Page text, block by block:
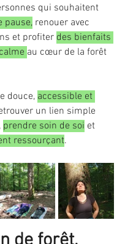
qui souhaitent
pause, renouer avec
et profiter des bienfaits
au cœur de la forêt
douce, accessible et
un lien simple
prendre soin de soi et
ressourçant.